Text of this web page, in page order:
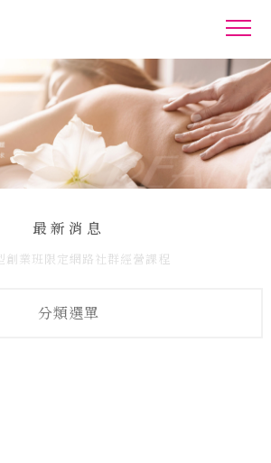
最新消息
創業班限定網路社群經營課程
分類選單